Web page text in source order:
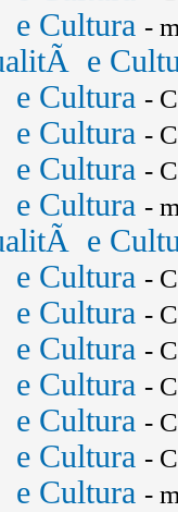
Cultura -
e
Cultura -
Cultura -
Cultura -
Cultura -
e
Cultura -
Cultura -
Cultura -
Cultura -
Cultura -
Cultura -
Cultura -